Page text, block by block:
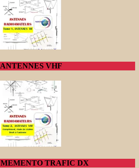
VHF
TRAFIC DX